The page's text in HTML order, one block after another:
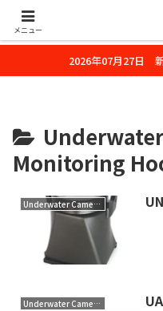
株式会社ユーエヌのオフィシャ
ラ・水中撮影用の撮影ア
2026年07月27日
Monitoring
Underwater Camera Accessory
Underwater Camera Accessory
メニュー